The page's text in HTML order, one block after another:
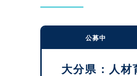
公募中
大分県：人